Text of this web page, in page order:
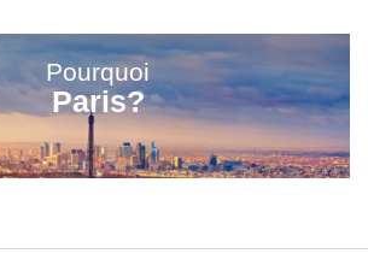
Pourquoi
Paris?